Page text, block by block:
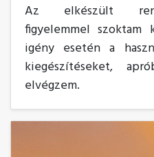
Az elkészült
figyelemmel szoktam
igény esetén a
kiegészítéseket,
elvégzem.